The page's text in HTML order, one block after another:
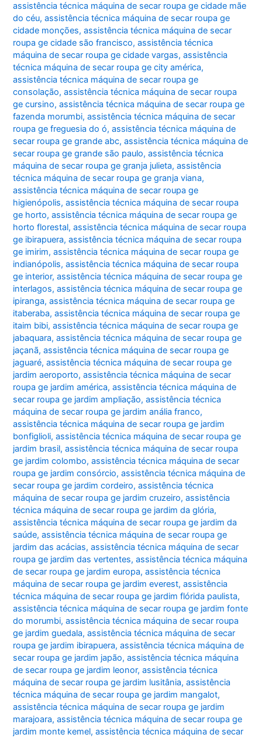
assistência técnica máquina de secar roupa ge cidade mãe
do céu,assistência técnica máquina de secar roupa ge
cidade monções,assistência técnica máquina de secar
roupa ge cidade são francisco,assistência técnica
máquina de secar roupa ge cidade vargas,assistência
técnica máquina de secar roupa ge city américa,
assistência técnica máquina de secar roupa ge
consolação,assistência técnica máquina de secar roupa
ge cursino,assistência técnica máquina de secar roupa ge
fazenda morumbi,assistência técnica máquina de secar
roupa ge freguesia do ó,assistência técnica máquina de
secar roupa ge grande abc,assistência técnica máquina de
secar roupa ge grande são paulo,assistência técnica
máquina de secar roupa ge granja julieta,assistência
técnica máquina de secar roupa ge granja viana,
assistência técnica máquina de secar roupa ge
higienópolis,assistência técnica máquina de secar roupa
ge horto,assistência técnica máquina de secar roupa ge
horto florestal,assistência técnica máquina de secar roupa
ge ibirapuera,assistência técnica máquina de secar roupa
ge imirim,assistência técnica máquina de secar roupa ge
indianópolis,assistência técnica máquina de secar roupa
ge interior,assistência técnica máquina de secar roupa ge
interlagos,assistência técnica máquina de secar roupa ge
ipiranga,assistência técnica máquina de secar roupa ge
itaberaba,assistência técnica máquina de secar roupa ge
itaim bibi,assistência técnica máquina de secar roupa ge
jabaquara,assistência técnica máquina de secar roupa ge
jaçanã,assistência técnica máquina de secar roupa ge
jaguaré,assistência técnica máquina de secar roupa ge
jardim aeroporto,assistência técnica máquina de secar
roupa ge jardim américa,assistência técnica máquina de
secar roupa ge jardim ampliação,assistência técnica
máquina de secar roupa ge jardim anália franco,
assistência técnica máquina de secar roupa ge jardim
bonfiglioli,assistência técnica máquina de secar roupa ge
jardim brasil,assistência técnica máquina de secar roupa
ge jardim colombo,assistência técnica máquina de secar
roupa ge jardim consórcio,assistência técnica máquina de
secar roupa ge jardim cordeiro,assistência técnica
máquina de secar roupa ge jardim cruzeiro,assistência
técnica máquina de secar roupa ge jardim da glória,
assistência técnica máquina de secar roupa ge jardim da
saúde,assistência técnica máquina de secar roupa ge
jardim das acácias,assistência técnica máquina de secar
roupa ge jardim das vertentes,assistência técnica máquina
de secar roupa ge jardim europa,assistência técnica
máquina de secar roupa ge jardim everest,assistência
técnica máquina de secar roupa ge jardim flórida paulista,
assistência técnica máquina de secar roupa ge jardim fonte
do morumbi,assistência técnica máquina de secar roupa
ge jardim guedala,assistência técnica máquina de secar
roupa ge jardim ibirapuera,assistência técnica máquina de
secar roupa ge jardim japão,assistência técnica máquina
de secar roupa ge jardim leonor,assistência técnica
máquina de secar roupa ge jardim lusitânia,assistência
técnica máquina de secar roupa ge jardim mangalot,
assistência técnica máquina de secar roupa ge jardim
marajoara,assistência técnica máquina de secar roupa ge
jardim monte kemel,assistência técnica máquina de secar